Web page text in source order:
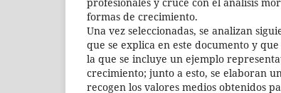
formas de crecimiento.
Una vez seleccionadas, se analizan
que se explica en este documento y
la que se incluye un ejemplo
crecimiento; junto a esto, se elaboran
recogen los valores medios obtenidos